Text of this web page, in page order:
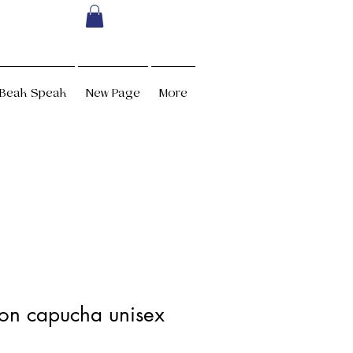
Beak Speak New Page More
capucha unisex